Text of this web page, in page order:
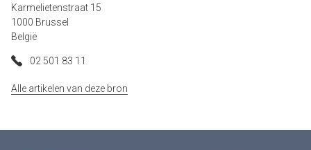
Karmelietenstraat 15
1000 Brussel
België
02 501 83 11
Alle artikelen van deze bron